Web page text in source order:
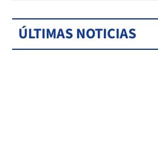
ÚLTIMAS NOTICIAS